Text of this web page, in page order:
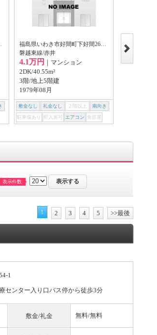
26丁目
福島県いわき市好間町下好間26丁目
磐越東線/赤井
4.1万円 ｜マンション
2DK/40.55m²
3階/地上5階建
1979年08月
敷金なし 礼金なし ２階以上 南向き
駐車場あり 即入居可 エアコン 角部屋
磐越東線/赤井
4.04万円
表示件数
1 2 3 4 5 >>最後
1
センター入り口バス停から徒歩3分
敷金/礼金 無料/無料